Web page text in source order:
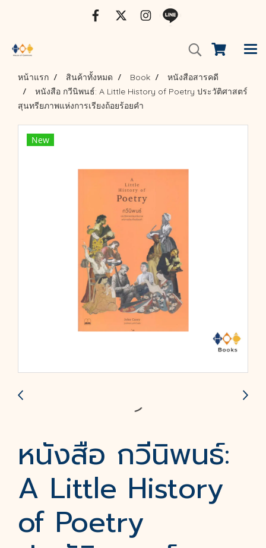
หน้าแรก สินค้าทั้งหมด Book
หนังสือสารคดี
หนังสือ กวีนิพนธ์: A Little History of Poetry ประวัติศาสตร์
สุนทรียภาพแห่งการเรียงถ้อยร้อยคำ
New
หนังสือ กวีนิพนธ์:
A Little History
of Poetry